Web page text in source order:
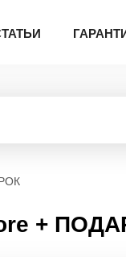
+